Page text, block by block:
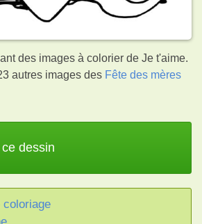
des images à colorier de Je t'aime.
autres images des Fête des mères
dessin
coloriage